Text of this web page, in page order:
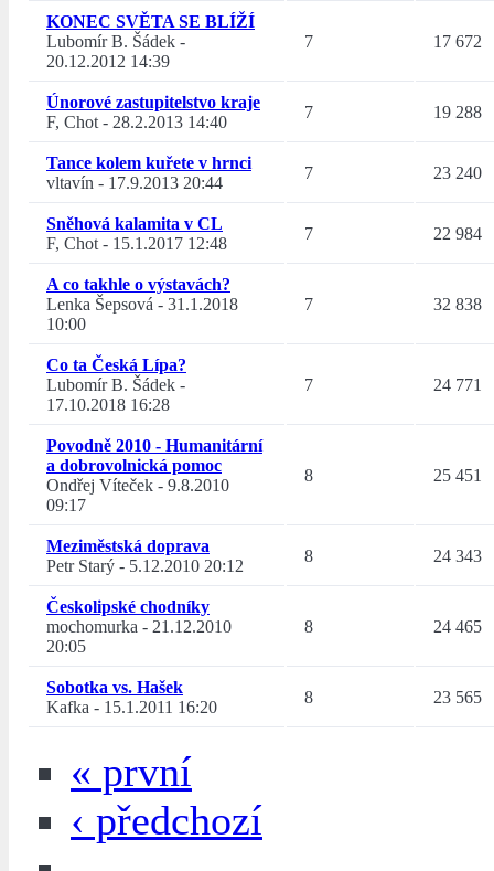
KONEC SVĚTA SE BLÍŽÍ
Lubomír B. Šádek -
20.12.2012 14:39
7 17 672
Únorové zastupitelstvo kraje
F, Chot- 28.2.2013 14:40
7 19 288
Tance kolem kuřete v hrnci
vltavín - 17.9.2013 20:44
7 23 240
Sněhová kalamita v CL
F, Chot- 15.1.2017 12:48
7 22 984
A co takhle o výstavách?
Lenka Šepsová - 31.1.2018
10:00
7 32 838
Co ta Česká Lípa?
Lubomír B. Šádek -
17.10.2018 16:28
7 24 771
Povodně 2010 - Humanitární
a dobrovolnická pomoc
Ondřej Víteček - 9.8.2010
09:17
8 25 451
Meziměstská doprava
Petr Starý - 5.12.2010 20:12
8 24 343
Českolipské chodníky
mochomurka - 21.12.2010
20:05
8 24 465
Sobotka vs. Hašek
Kafka - 15.1.2011 16:20
8 23 565
« první
‹ předchozí